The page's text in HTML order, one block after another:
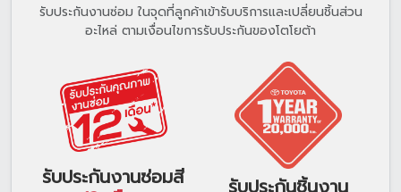
รับประกันงานซ่อม ในจุดที่ลูกค้าเข้ารับบริการและเปลี่ยนชิ้นส่วน
อะไหล่ ตามเงื่อนไขการรับประกันของโตโยต้า
รับประกันงานซ่อมสี
รับประกันชิ้นงาน